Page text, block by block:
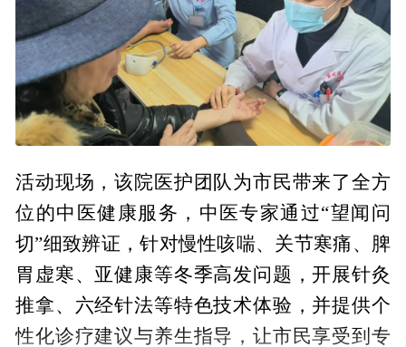
活动现场，该院医护团队为市民带来了全方
位的中医健康服务，中医专家通过“望闻问
切”细致辨证，针对慢性咳喘、关节寒痛、脾
胃虚寒、亚健康等冬季高发问题，开展针灸
推拿、六经针法等特色技术体验，并提供个
性化诊疗建议与养生指导，让市民享受到专